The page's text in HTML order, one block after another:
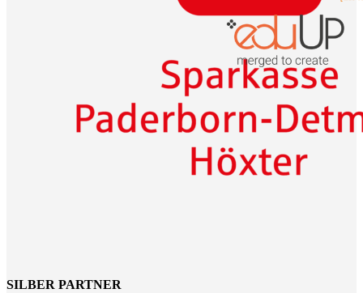
SILBER PARTNER